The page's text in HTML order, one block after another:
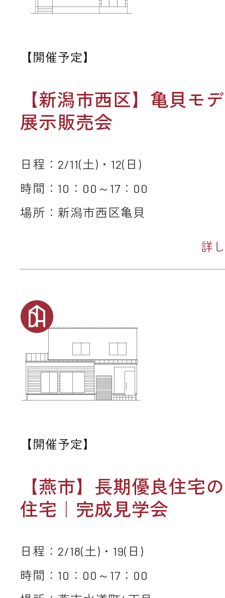
【開催予定】
【新潟市西区】亀貝モ
展示販売会
日程：2/11(土)・12(日)
時間：10：00～17：00
場所：新潟市西区亀貝
詳
【開催予定】
【燕市】長期優良住宅
住宅｜完成見学会
日程：2/18(土)・19(日)
時間：10：00～17：00